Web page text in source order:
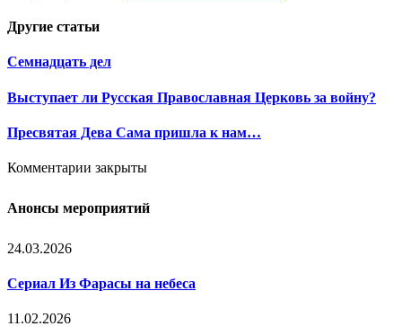
Другие статьи
Семнадцать дел
Выступает ли Русская Православная Церковь за войну?
Пресвятая Дева Сама пришла к нам…
Комментарии закрыты
Анонсы мероприятий
24.03.2026
Сериал Из Фарасы на небеса
11.02.2026